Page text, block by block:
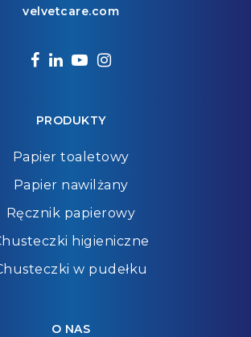
velvetcare.com
facebook
linkedin
youtubeinstagram
PRODUKTY
Papier toaletowy
Papier nawilżany
Ręcznik papierowy
higieniczne
w pudełku
O NAS